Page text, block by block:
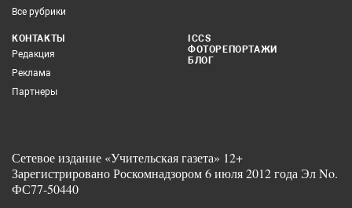
Все рубрики
КОНТАКТЫ
Редакция
Реклама
Партнеры
ICCS
ФОТОРЕПОРТАЖИ
БЛОГ
Сетевое издание «Учительская газета» 12+
Зарегистрировано Роскомнадзором 6 июля 2012 года Эл No.
ФС77-50440